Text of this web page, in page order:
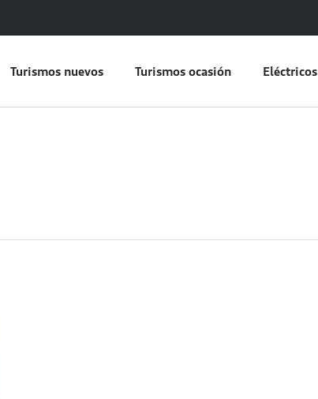
Turismos nuevos Turismos ocasión Eléctricos